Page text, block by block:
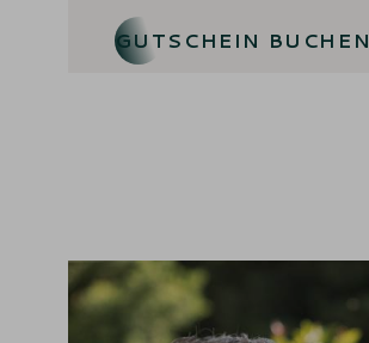
GUTSCHEIN BUCHEN